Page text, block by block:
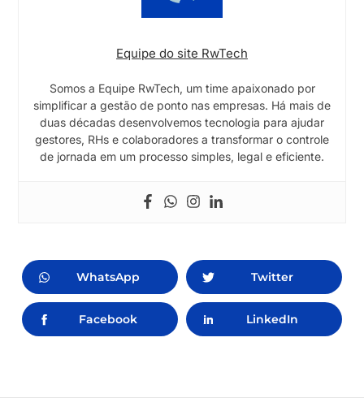
Equipe do site RwTech
Somos a Equipe RwTech, um time apaixonado por
simplificar a gestão de ponto nas empresas. Há mais de
duas décadas desenvolvemos tecnologia para ajudar
gestores, RHs e colaboradores a transformar o controle
de jornada em um processo simples, legal e eficiente.
WhatsApp Twitter
Facebook LinkedIn